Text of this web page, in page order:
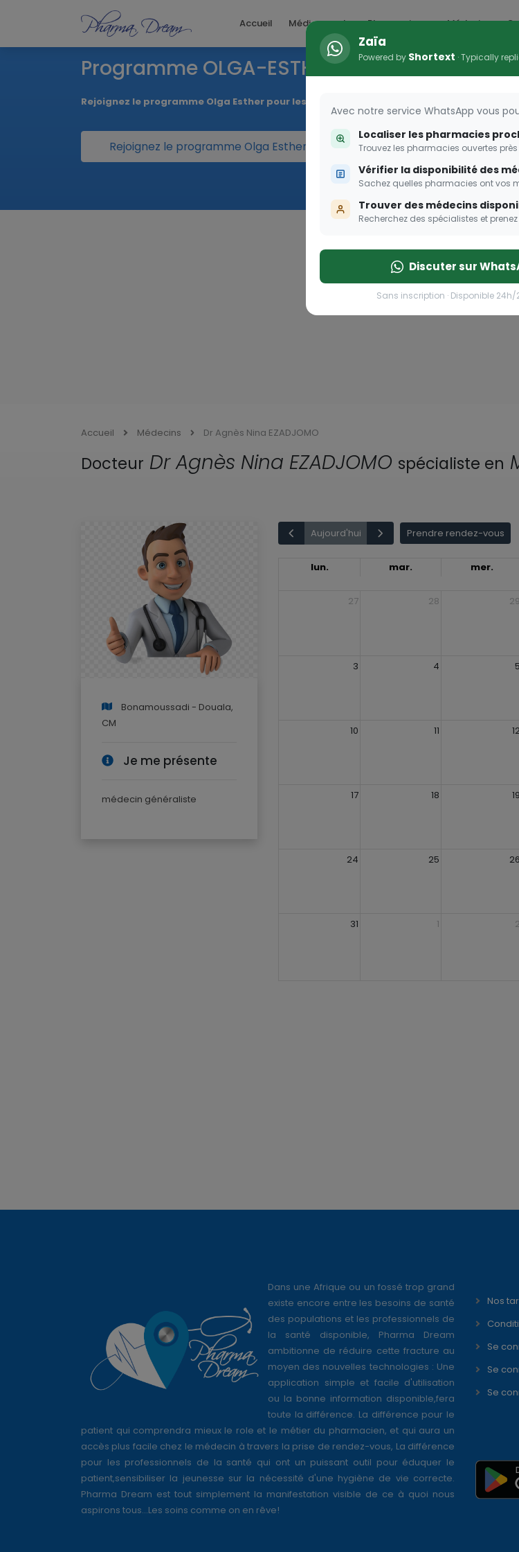
Accueil Médicaments Pharmacies Médecins
Programme OLGA-ESTHER
Rejoignez le programme Olga Esther pour les femmes enceintes
Rejoignez le programme Olga Esther pour les femmes enceintes
Accueil Médecins Dr Agnès Nina EZADJOMO
Docteur Dr Agnès Nina EZADJOMO spécialiste en
Bonamoussadi - Douala,
CM
Je me présente
médecin généraliste
Aujourd'hui Prendre rendez-vous
lun. mar. mer.
27 28 29
3 4 5
10 11
17 18 19
24 25 26
31 1 2
Zaïa
Powered by Shortext · Typically
Avec notre service WhatsApp vous
Localiser les pharmacies
Trouvez les pharmacies ouvertes
Vérifier la disponibilité des
Sachez quelles pharmacies ont vos
Trouver des médecins
Recherchez des spécialistes et
Discuter sur
Sans inscription · Disponible 24h/
Dans une Afrique ou un fossé trop grand
existe encore entre les besoins de santé
des populations et les professionnels de
la santé disponible, Pharma Dream
ambitionne de réduire cette fracture au
moyen des nouvelles technologies : Une
application simple et facile d'utilisation
ou la bonne information disponible,fera
toute la différence. La différence pour le
patient qui comprendra mieux le role et le métier du pharmacien, et qui aura un
accès plus facile chez le médecin à travers la prise de rendez-vous, La différence
pour les professionnels de la santé qui ont un puissant outil pour éduquer le
patient,sensibiliser la jeunesse sur la nécessité d'une hygiène de vie correcte.
Pharma Dream est tout simplement la manifestation visible de ce à quoi nous
aspirons tous...Les soins comme on en rêve!
Nos
Se
Se
Se